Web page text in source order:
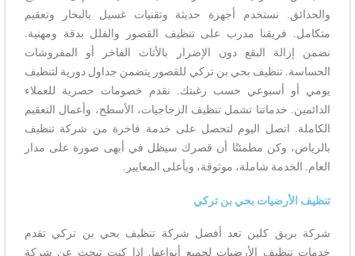
والحدائق. نستخدم أجهزة حديثة وتقنيات غسيل بالبخار وتعقيم
متكامل. فريقنا مدرب على تنظيف القصور والفلل بدقة ومهنية.
نضمن إزالة البقع دون الإضرار بالأثاث الفاخر أو المفروشات
الحساسة. تنظيف بحي بن تركي للقصور يتضمن جداول دورية لتنظيف
يومي أو أسبوعي حسب رغبتك. نقدم خصومات حصرية للعملاء
الدائمين. خدماتنا تشمل تنظيف الزجاجيات، الأسطح، وأعمال التعقيم
الكاملة. اتصل اليوم لتحصل على خدمة فاخرة من شركة تنظيف
بالرياض، وكن مطمئنًا أن قصرك سيظل في أبهى صورة على مدار
العام. الخدمة شاملة، موثوقة، وبأعلى المعايير.
تنظيف الأرضيات بحي بن تركي
شركة بريق كلين تعد أفضل شركة تنظيف بحي بن تركي تقدم
خدمات تنظيف الأرضيات لجميع أنواعها. إذا كنت تبحث عن شركة